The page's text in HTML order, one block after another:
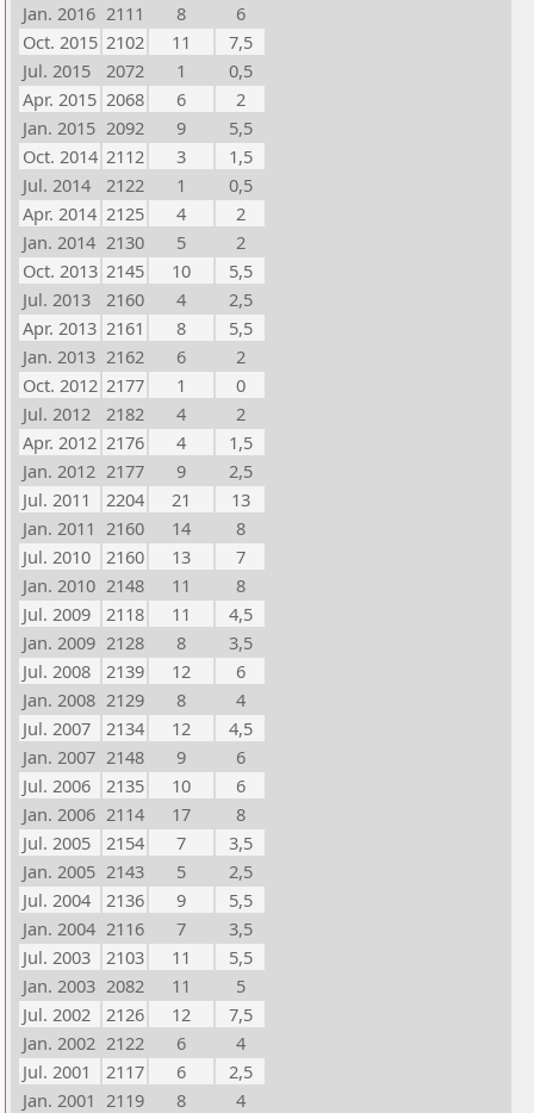
Jan. 2016 2111 8
6
Oct. 2015 2102 11
7,5
Jul. 2015
2072 1
0,5
Apr. 2015 2068 6
2
Jan. 2015 2092 9
5,5
Oct. 2014 2112 3
1,5
Jul. 2014
2122 1
0,5
Apr. 2014 2125 4
2
Jan. 2014 2130 5
2
Oct. 2013 2145 10
5,5
Jul. 2013
2160 4
2,5
Apr. 2013 2161 8
5,5
Jan. 2013 2162 6
2
Oct. 2012 2177 1
0
Jul. 2012
2182 4
2
Apr. 2012 2176 4
1,5
Jan. 2012 2177 9
2,5
Jul. 2011
2204 21
13
Jan. 2011 2160 14
8
Jul. 2010
2160 13
7
Jan. 2010 2148 11
8
Jul. 2009
2118 11
4,5
Jan. 2009 2128 8
3,5
Jul. 2008
2139 12
6
Jan. 2008 2129 8
4
Jul. 2007
2134 12
4,5
Jan. 2007 2148 9
6
Jul. 2006
2135 10
6
Jan. 2006 2114 17
8
Jul. 2005
2154 7
3,5
Jan. 2005 2143 5
2,5
Jul. 2004
2136 9
5,5
Jan. 2004 2116 7
3,5
Jul. 2003
2103 11
5,5
Jan. 2003 2082 11
5
Jul. 2002
2126 12
7,5
Jan. 2002 2122 6
4
Jul. 2001
2117 6
2,5
Jan. 2001 2119 8
4